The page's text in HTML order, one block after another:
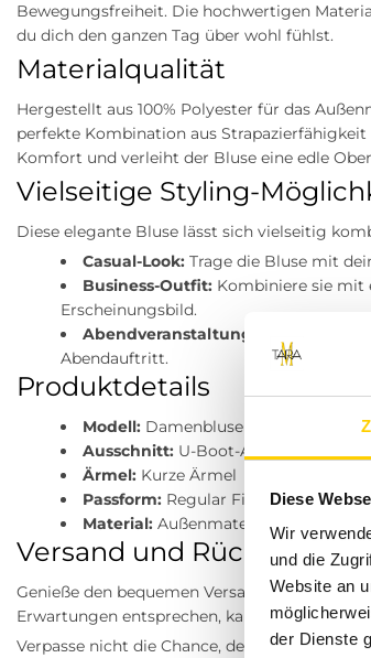
Diese
Wir
und die
Website an
der Dienste
Bewegungsfreiheit. Die hochwertigen
du dich den ganzen Tag über wohl fühlst.
Materialqualität
Hergestellt aus 100% Polyester für das
perfekte Kombination aus
Komfort und verleiht der Bluse eine edle
Vielseitige Styling-
Diese elegante Bluse lässt sich vielseitig
Casual-Look: Trage die Bluse mit
Business-Outfit: Kombiniere sie mit
Erscheinungsbild.
Abendveranstaltungen:
Abendauftritt.
Produktdetails
Modell: Damenbluse mit
Ausschnitt: U-Boot-Ausschnitt
Ärmel: Kurze Ärmel
Passform: Regular Fit
Material: Außenmaterial: 100%
Versand und Rückgabe
Genieße den bequemen Versand innerhalb
Erwartungen entsprechen, kannst du sie
Verpasse nicht die Chance, deine Garderobe